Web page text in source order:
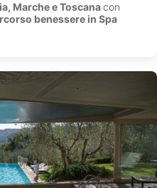
Marche e Toscanacon
benessere in Spa